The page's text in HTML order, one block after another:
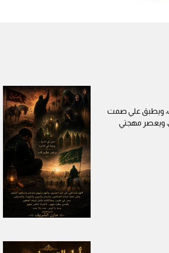
ويطبق علي صمت
ويعصر مهجتي